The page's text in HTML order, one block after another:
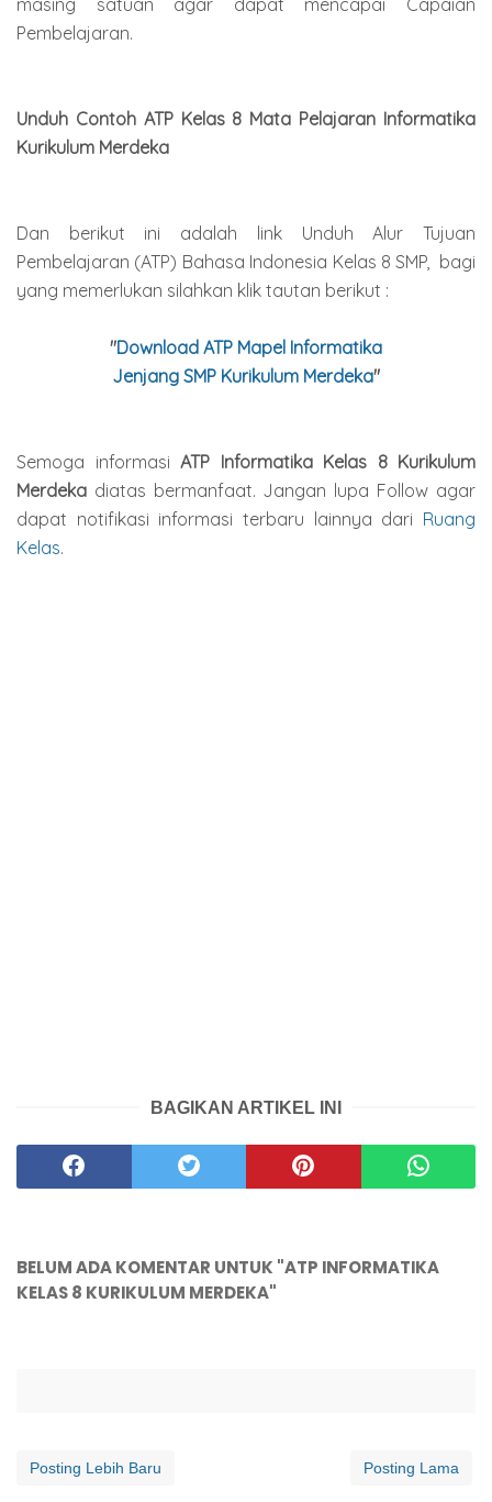
Pembelajaran.
Unduh Contoh ATP Kelas 8 Mata Pelajaran Informatika
Kurikulum Merdeka
Dan berikut ini adalah link Unduh Alur Tujuan
Pembelajaran (ATP) Bahasa Indonesia Kelas 8 SMP, bagi
yang memerlukan silahkan klik tautan berikut :
"Download ATP Mapel Informatika
Jenjang SMP Kurikulum Merdeka"
Semoga informasi ATP InformatikaKelas 8 Kurikulum
Merdeka diatas bermanfaat. Jangan lupa Follow agar
dapat notifikasi informasi terbaru lainnya dari Ruang
Kelas.
BAGIKAN ARTIKEL INI
BELUM ADA KOMENTAR UNTUK "ATP INFORMATIKA
KELAS 8 KURIKULUM MERDEKA"
Posting Lebih Baru Posting Lama